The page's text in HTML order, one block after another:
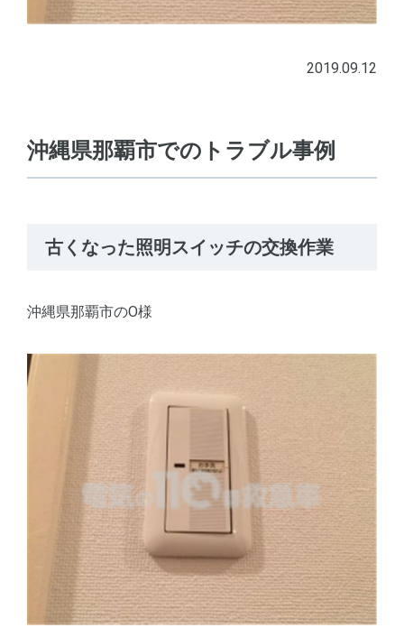
2019.09.12
沖縄県那覇市でのトラブル事例
古くなった照明スイッチの交換作業
沖縄県那覇市のO様